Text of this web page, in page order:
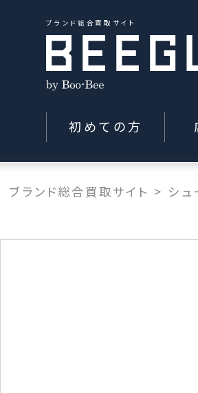
ブランド総合買取サイト
初めての方
ブランド総合買取サイト > シュ